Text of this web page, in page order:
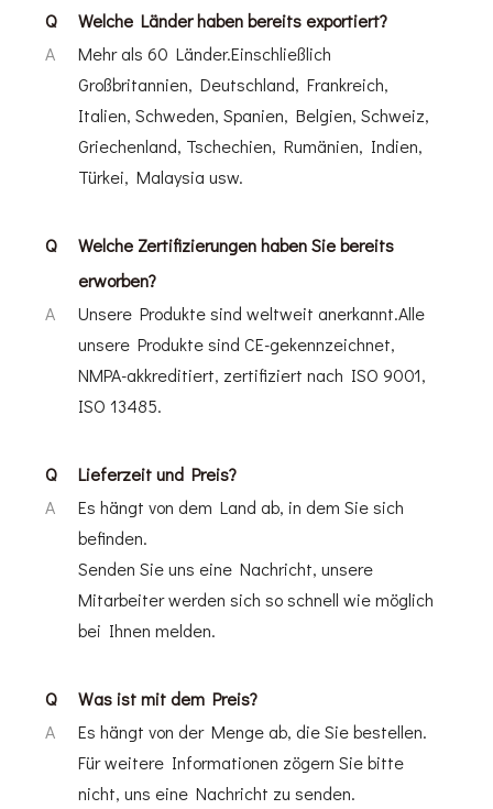
Q
Welche Länder haben bereits exportiert?
A
Mehr als 60 Länder.Einschließlich
Großbritannien, Deutschland, Frankreich,
Italien, Schweden, Spanien, Belgien, Schweiz,
Griechenland, Tschechien, Rumänien, Indien,
Türkei, Malaysia usw.
Q
Welche Zertifizierungen haben Sie bereits
erworben?
A
Unsere Produkte sind weltweit anerkannt.Alle
unsere Produkte sind CE-gekennzeichnet,
NMPA-akkreditiert, zertifiziert nach ISO 9001,
ISO 13485.
Q
Lieferzeit und Preis?
A
Es hängt von dem Land ab, in dem Sie sich
befinden.
Senden Sie uns eine Nachricht, unsere
Mitarbeiter werden sich so schnell wie möglich
bei Ihnen melden.
Q
Was ist mit dem Preis?
A
Es hängt von der Menge ab, die Sie bestellen.
Für weitere Informationen zögern Sie bitte
nicht, uns eine Nachricht zu senden.